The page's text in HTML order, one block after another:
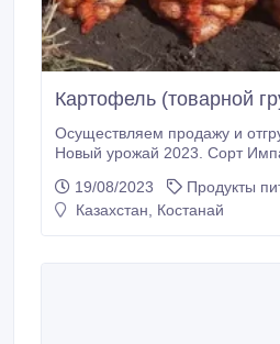
Картофель (товарной
Осуществляем продажу и
Новый урожай 2023. Сорт
погрузке. Место погрузки
наличии Капуста, Свекла, Морковь, фасованная и
19/08/2023
Продукты
Казахстан, Костанай